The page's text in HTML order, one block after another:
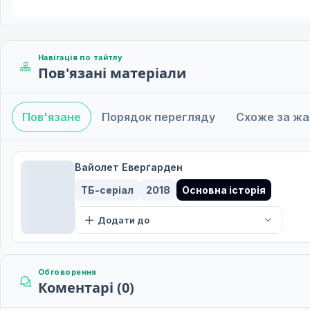
Навігація по тайтлу
Пов'язані матеріали
Пов'язане Порядок перегляду Схоже за
Вайолет Еверґарден
ТБ-серіал
2018 Основна історія
Додати до
Обговорення
Коментарі (0)